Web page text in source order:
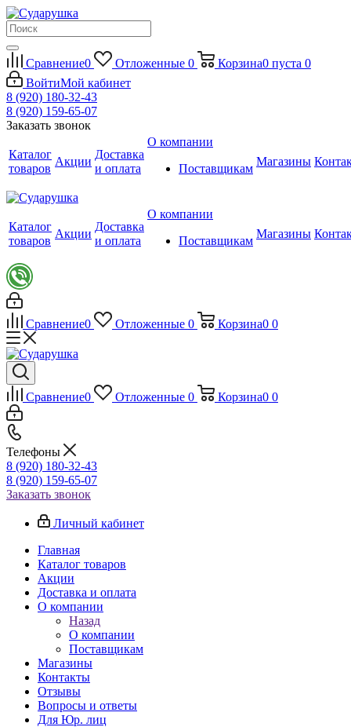
Сравнение0 Отложенные 0 Корзина0 пуста 0
ВойтиМой кабинет
8 (920) 180-32-43
8 (920) 159-65-07
Заказать звонок
Каталог
товаров
Акции
Доставка
и оплата
О компании
Поставщикам
Магазины
Каталог
товаров
Акции
Доставка
и оплата
О компании
Поставщикам
Магазины
Сравнение0 Отложенные 0 Корзина0 0
Сравнение0 Отложенные 0 Корзина0 0
Телефоны
8 (920) 180-32-43
8 (920) 159-65-07
Заказать звонок
Личный кабинет
Главная
Каталог товаров
Акции
Доставка и оплата
О компании
Назад
О компании
Поставщикам
Магазины
Контакты
Отзывы
Вопросы и ответы
Для Юр. лиц